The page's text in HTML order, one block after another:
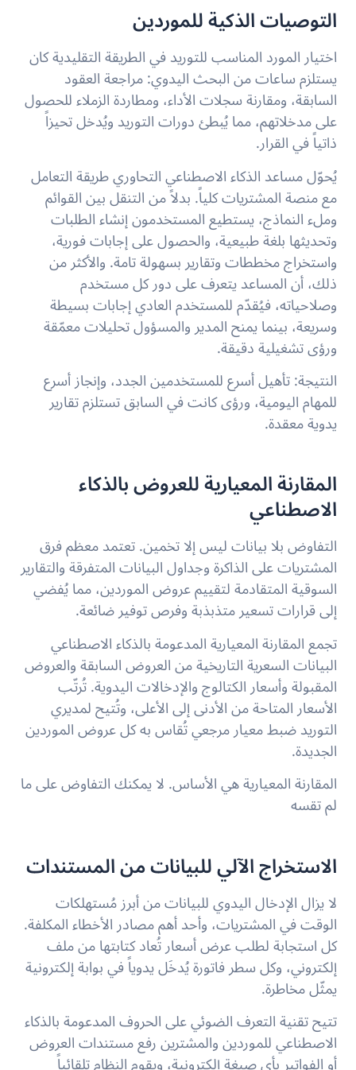
التوصيات الذكية للموردين
اختيار المورد المناسب للتوريد في الطريقة التقليدية كان
يستلزم ساعات من البحث اليدوي: مراجعة العقود
السابقة، ومقارنة سجلات الأداء، ومطاردة الزملاء للحصول
على مدخلاتهم، مما يُبطئ دورات التوريد ويُدخل تحيزاً
ذاتياً في القرار.
يُحوّل مساعد الذكاء الاصطناعي التحاوري طريقة التعامل
مع منصة المشتريات كلياً. بدلاً من التنقل بين القوائم
وملء النماذج، يستطيع المستخدمون إنشاء الطلبات
وتحديثها بلغة طبيعية، والحصول على إجابات فورية،
واستخراج مخططات وتقارير بسهولة تامة. والأكثر من
ذلك، أن المساعد يتعرف على دور كل مستخدم
وصلاحياته، فيُقدّم للمستخدم العادي إجابات بسيطة
وسريعة، بينما يمنح المدير والمسؤول تحليلات معمّقة
ورؤى تشغيلية دقيقة.
النتيجة: تأهيل أسرع للمستخدمين الجدد، وإنجاز أسرع
للمهام اليومية، ورؤى كانت في السابق تستلزم تقارير
يدوية معقدة.
المقارنة المعيارية للعروض بالذكاء
الاصطناعي
التفاوض بلا بيانات ليس إلا تخمين. تعتمد معظم فرق
المشتريات على الذاكرة وجداول البيانات المتفرقة والتقارير
السوقية المتقادمة لتقييم عروض الموردين، مما يُفضي
إلى قرارات تسعير متذبذبة وفرص توفير ضائعة.
تجمع المقارنة المعيارية المدعومة بالذكاء الاصطناعي
البيانات السعرية التاريخية من العروض السابقة والعروض
المقبولة وأسعار الكتالوج والإدخالات اليدوية. تُرتّب
الأسعار المتاحة من الأدنى إلى الأعلى، وتُتيح لمديري
التوريد ضبط معيار مرجعي تُقاس به كل عروض الموردين
الجديدة.
المقارنة المعيارية هي الأساس. لا يمكنك التفاوض على ما
لم تقسه
الاستخراج الآلي للبيانات من المستندات
لا يزال الإدخال اليدوي للبيانات من أبرز مُستهلكات
الوقت في المشتريات، وأحد أهم مصادر الأخطاء المكلفة.
كل استجابة لطلب عرض أسعار تُعاد كتابتها من ملف
إلكتروني، وكل سطر فاتورة يُدخَل يدوياً في بوابة إلكترونية
يمثّل مخاطرة.
تتيح تقنية التعرف الضوئي على الحروف المدعومة بالذكاء
الاصطناعي للموردين والمشترين رفع مستندات العروض